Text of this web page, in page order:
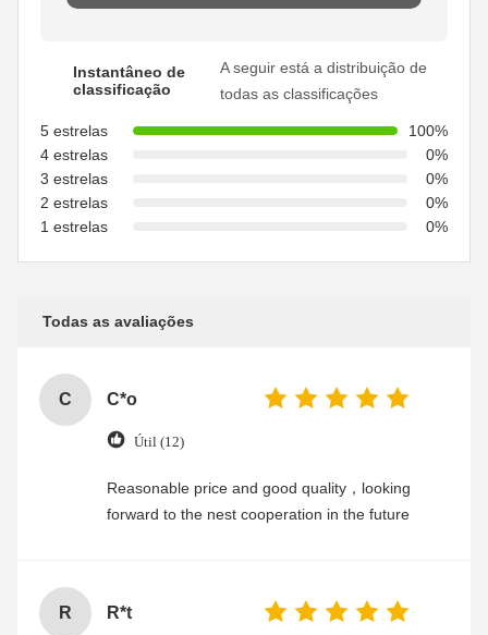
Instantâneo de
classificação
A seguir está a distribuição de
todas as classificações
5 estrelas
100%
4 estrelas
0%
3 estrelas
0%
2 estrelas
0%
1 estrelas
0%
Todas as avaliações
C C*o
Útil (12)
Reasonable price and good quality，looking
forward to the nest cooperation in the future
R R*t